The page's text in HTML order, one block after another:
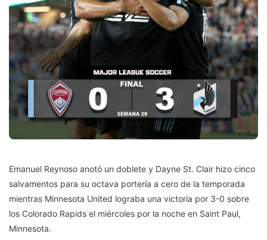
Emanuel Reynoso anotó un doblete y Dayne St. Clair hizo cinco
salvamentos para su octava portería a cero de la temporada
mientras Minnesota United lograba una victoria por 3-0 sobre
los Colorado Rapids el miércoles por la noche en Saint Paul,
Minnesota.